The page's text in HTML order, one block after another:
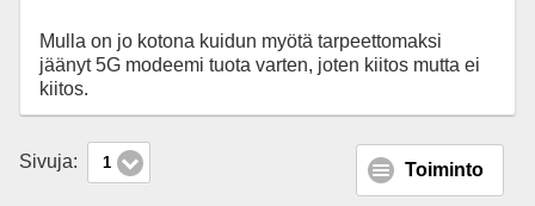
Mulla on jo kotona kuidun myötä tarpeettomaksi
jäänyt 5G modeemi tuota varten, joten kiitos mutta ei
kiitos.
Sivuja: 1 Toiminto